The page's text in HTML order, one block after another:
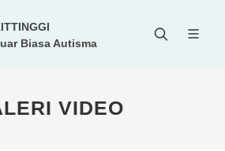
Biasa Autisma
VIDEO